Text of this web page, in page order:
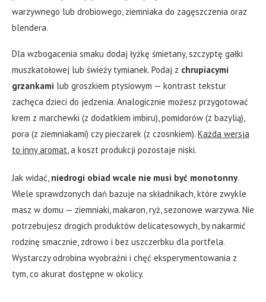
warzywnego lub drobiowego, ziemniaka do zagęszczenia oraz
blendera.
Dla wzbogacenia smaku dodaj łyżkę śmietany, szczyptę gałki
muszkatołowej lub świeży tymianek. Podaj z chrupiacymi
grzankami lub groszkiem ptysiowym — kontrast tekstur
zachęca dzieci do jedzenia. Analogicznie możesz przygotować
krem z marchewki (z dodatkiem imbiru), pomidorów (z bazylią),
pora (z ziemniakami) czy pieczarek (z czosnkiem). Każda wersja
to inny aromat, a koszt produkcji pozostaje niski.
Jak widać, niedrogi obiad wcale nie musi być monotonny.
Wiele sprawdzonych dań bazuje na składnikach, które zwykle
masz w domu — ziemniaki, makaron, ryż, sezonowe warzywa. Nie
potrzebujesz drogich produktów delicatesowych, by nakarmić
rodzinę smacznie, zdrowo i bez uszczerbku dla portfela.
Wystarczy odrobina wyobraźni i chęć eksperymentowania z
tym, co akurat dostępne w okolicy.